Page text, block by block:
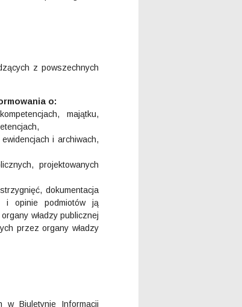
z powszechnych
o:
majątku,
i archiwach,
projektowanych
dokumentacja
i opinie podmiotów ją
władzy publicznej
przez organy władzy
w Biuletynie Informacji